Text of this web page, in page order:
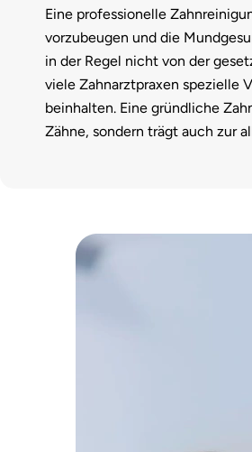
Eine professionelle
vorzubeugen und die
in der Regel nicht von der
viele Zahnarztpraxen spezielle
beinhalten. Eine gründliche
Zähne, sondern trägt auch zur